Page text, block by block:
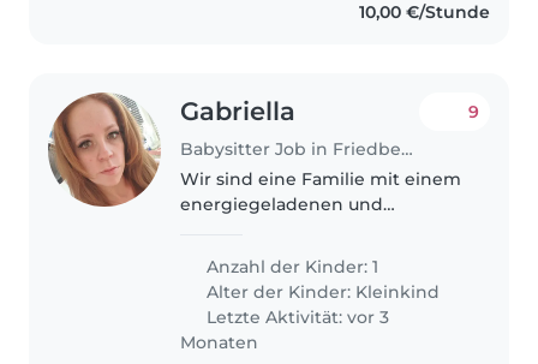
10,00 €/Stunde
Gabriella
Babysitter Job in Friedberg
9
Wir sind eine Familie mit einem
energiegeladenen und
suchen einen zuverlässigen
Babysitter, eine Tagesmutter
oder andere Eltern, die mit
unserem Sohn spielen,..
Anzahl der Kinder: 1
Alter der Kinder: Kleinkind
Letzte Aktivität: vor 3
Monaten